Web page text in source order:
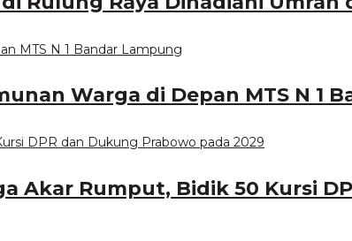
Warga di Depan MTS N 1
Rumput, Bidik 50 Kursi